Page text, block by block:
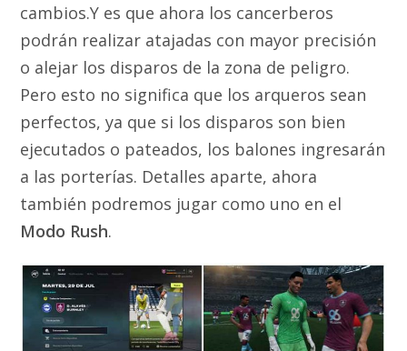
cambios.Y es que ahora los cancerberos
podrán realizar atajadas con mayor precisión
o alejar los disparos de la zona de peligro.
Pero esto no significa que los arqueros sean
perfectos, ya que si los disparos son bien
ejecutados o pateados, los balones ingresarán
a las porterías. Detalles aparte, ahora
también podremos jugar como uno en el
Modo Rush.